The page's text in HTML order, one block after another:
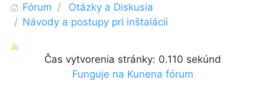
Fórum
Otázky a Diskusia
Návody a postupy pri inštalácii
Čas vytvorenia stránky: 0.110 sekúnd
Funguje na Kunena fórum